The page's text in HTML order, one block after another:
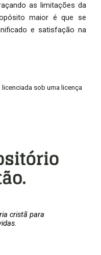
as limitações da
maior é que se
e satisfação na
sob uma licença
cristã para